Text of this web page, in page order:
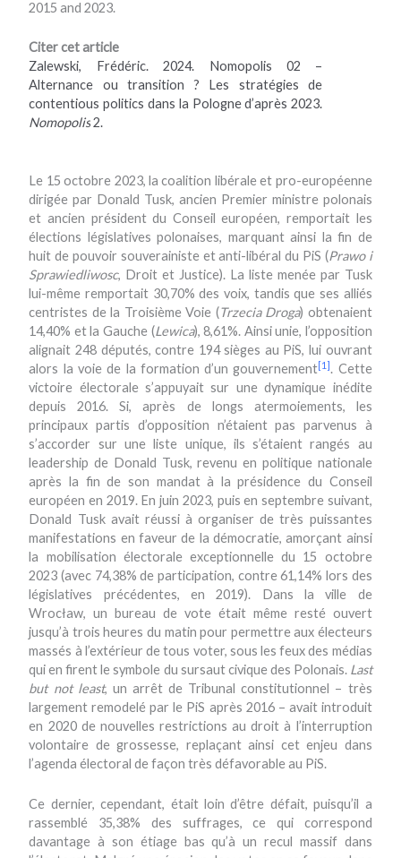
2015 and 2023.
Citer cet article
Zalewski, Frédéric. 2024. Nomopolis 02 –
Alternance ou transition ? Les stratégies de
contentious politics dans la Pologne d’après 2023.
Nomopolis2.
Le 15 octobre 2023, la coalition libérale et pro-européenne
dirigée par Donald Tusk, ancien Premier ministre polonais
et ancien président du Conseil européen, remportait les
élections législatives polonaises, marquant ainsi la fin de
huit de pouvoir souverainiste et anti-libéral du PiS (Prawo i
Sprawiedliwosc, Droit et Justice). La liste menée par Tusk
lui-même remportait 30,70% des voix, tandis que ses alliés
centristes de la Troisième Voie (Trzecia Droga) obtenaient
14,40% et la Gauche (Lewica), 8,61%. Ainsi unie, l’opposition
alignait 248 députés, contre 194 sièges au PiS, lui ouvrant
alors la voie de la formation d’un gouvernement[1]. Cette
victoire électorale s’appuyait sur une dynamique inédite
depuis 2016. Si, après de longs atermoiements, les
principaux partis d’opposition n’étaient pas parvenus à
s’accorder sur une liste unique, ils s’étaient rangés au
leadership de Donald Tusk, revenu en politique nationale
après la fin de son mandat à la présidence du Conseil
européen en 2019. En juin 2023, puis en septembre suivant,
Donald Tusk avait réussi à organiser de très puissantes
manifestations en faveur de la démocratie, amorçant ainsi
la mobilisation électorale exceptionnelle du 15 octobre
2023 (avec 74,38% de participation, contre 61,14% lors des
législatives précédentes, en 2019). Dans la ville de
Wrocław, un bureau de vote était même resté ouvert
jusqu’à trois heures du matin pour permettre aux électeurs
massés à l’extérieur de tous voter, sous les feux des médias
qui en firent le symbole du sursaut civique des Polonais. Last
but not least, un arrêt de Tribunal constitutionnel – très
largement remodelé par le PiS après 2016 – avait introduit
en 2020 de nouvelles restrictions au droit à l’interruption
volontaire de grossesse, replaçant ainsi cet enjeu dans
l’agenda électoral de façon très défavorable au PiS.
Ce dernier, cependant, était loin d’être défait, puisqu’il a
rassemblé 35,38% des suffrages, ce qui correspond
davantage à son étiage bas qu’à un recul massif dans